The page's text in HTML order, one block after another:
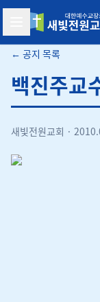
새빛전원교
← 공지 목록
백진주교
새빛전원교회 ·